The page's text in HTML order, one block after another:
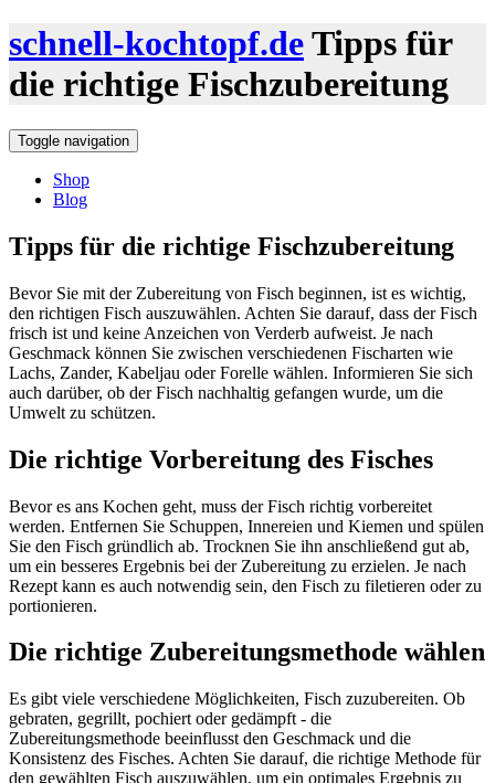
schnell-kochtopf.deTipps für
die richtige Fischzubereitung
Toggle navigation
Shop
Blog
Tipps für die richtige Fischzubereitung
Bevor Sie mit der Zubereitung von Fisch beginnen, ist es wichtig,
den richtigen Fisch auszuwählen. Achten Sie darauf, dass der Fisch
frisch ist und keine Anzeichen von Verderb aufweist. Je nach
Geschmack können Sie zwischen verschiedenen Fischarten wie
Lachs, Zander, Kabeljau oder Forelle wählen. Informieren Sie sich
auch darüber, ob der Fisch nachhaltig gefangen wurde, um die
Umwelt zu schützen.
Die richtige Vorbereitung des Fisches
Bevor es ans Kochen geht, muss der Fisch richtig vorbereitet
werden. Entfernen Sie Schuppen, Innereien und Kiemen und spülen
Sie den Fisch gründlich ab. Trocknen Sie ihn anschließend gut ab,
um ein besseres Ergebnis bei der Zubereitung zu erzielen. Je nach
Rezept kann es auch notwendig sein, den Fisch zu filetieren oder zu
portionieren.
Die richtige Zubereitungsmethode wählen
Es gibt viele verschiedene Möglichkeiten, Fisch zuzubereiten. Ob
gebraten, gegrillt, pochiert oder gedämpft - die
Zubereitungsmethode beeinflusst den Geschmack und die
Konsistenz des Fisches. Achten Sie darauf, die richtige Methode für
den gewählten Fisch auszuwählen, um ein optimales Ergebnis zu